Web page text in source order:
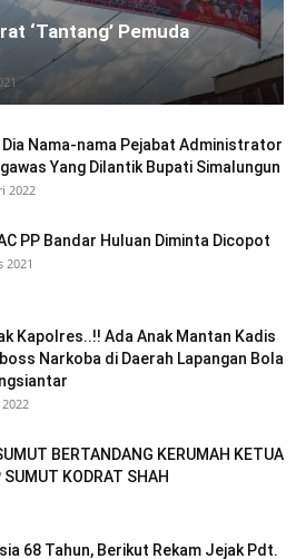
‘Tantang’ Pemuda
Dia Nama-nama Pejabat Administrator
Yang Dilantik Bupati Simalungun
2022
PP Bandar Huluan Diminta Dicopot
2021
Kapolres..!! Ada Anak Mantan Kadis
Narkoba di Daerah Lapangan Bola
BERTANDANG KERUMAH KETUA
SUMUT KODRAT SHAH
68 Tahun, Berikut Rekam Jejak Pdt.